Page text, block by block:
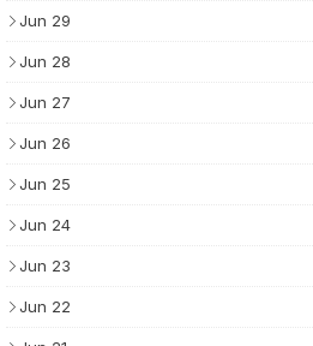
Jun 29
Jun 28
Jun 27
Jun 26
Jun 25
Jun 24
Jun 23
Jun 22